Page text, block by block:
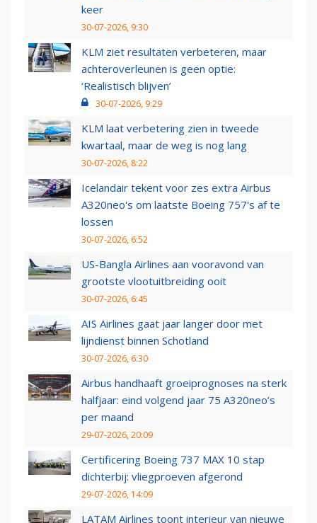
keer
30-07-2026, 9:30
KLM ziet resultaten verbeteren, maar
achteroverleunen is geen optie:
‘Realistisch blijven’
30-07-2026, 9:29
KLM laat verbetering zien in tweede
kwartaal, maar de weg is nog lang
30-07-2026, 8:22
Icelandair tekent voor zes extra Airbus
A320neo's om laatste Boeing 757's af te
lossen
30-07-2026, 6:52
US-Bangla Airlines aan vooravond van
grootste vlootuitbreiding ooit
30-07-2026, 6:45
AIS Airlines gaat jaar langer door met
lijndienst binnen Schotland
30-07-2026, 6:30
Airbus handhaaft groeiprognoses na sterk
halfjaar: eind volgend jaar 75 A320neo’s
per maand
29-07-2026, 20:09
Certificering Boeing 737 MAX 10 stap
dichterbij: vliegproeven afgerond
29-07-2026, 14:09
LATAM Airlines toont interieur van nieuwe